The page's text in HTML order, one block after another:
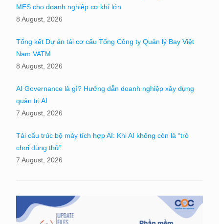
MES cho doanh nghiệp cơ khí lớn
8 August, 2026
Tổng kết Dự án tái cơ cấu Tổng Công ty Quản lý Bay Việt
Nam VATM
8 August, 2026
AI Governance là gì? Hướng dẫn doanh nghiệp xây dựng
quản trị AI
7 August, 2026
Tái cấu trúc bộ máy tích hợp AI: Khi AI không còn là “trò
chơi dùng thử”
7 August, 2026